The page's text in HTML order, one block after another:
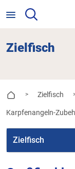
Zielfisch
> Zielfisch
Karpfenangeln-
Zielfisch